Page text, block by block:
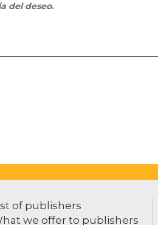
del deseo.
of publishers
we offer to publishers